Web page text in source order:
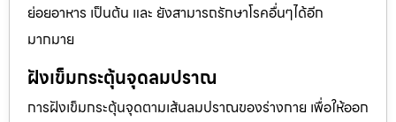
ย่อยอาหาร เป็นต้น และ ยังสามารถรักษาโรคอื่นๆได้อีก
มากมาย
ฝังเข็มกระตุ้นจุดลมปราณ
การฝังเข็มกระตุ้นจุดตามเส้นลมปราณของร่างกาย เพื่อให้ออก